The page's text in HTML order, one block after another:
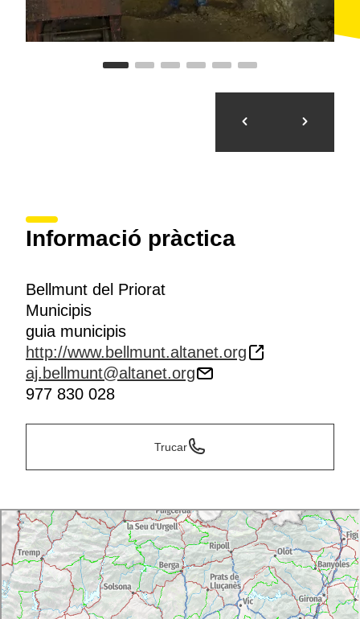
Informació pràctica
Bellmunt del Priorat
Municipis
guia municipis
http://www.bellmunt.altanet.org
aj.bellmunt@altanet.org
977 830 028
Trucar